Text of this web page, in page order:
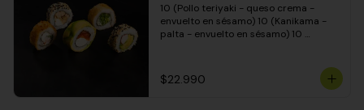
10 (Pollo teriyaki - queso crema -
envuelto en sésamo) 10 (Kanikama -
palta - envuelto en sésamo) 10
cebollín - envuelto en masa tempura)
10 (Pimentón - queso crema - cebollín
$22.990